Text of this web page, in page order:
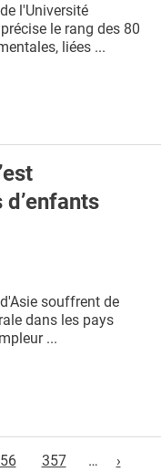
l'Université
le rang des 80
liées ...
souffrent de
dans les pays
...
357 … ›